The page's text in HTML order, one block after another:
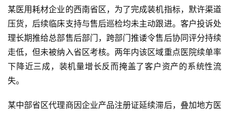
某医用耗材企业的西南省区，为了完成装机指标，默许渠道
压货，后续临床支持与售后巡检均未主动跟进。客户投诉处
理长期推给总部售后部门，跨部门推诿令售后协同评分持续
走低，但未被纳入省区考核。两年内该区域重点医院续单率
下降近三成，装机量增长反而掩盖了客户资产的系统性流
失。
某中部省区代理商因企业产品注册证延续滞后，叠加地方医